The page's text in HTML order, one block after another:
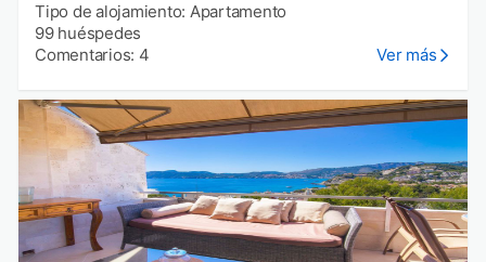
Tipo de alojamiento: Apartamento
99 huéspedes
Comentarios: 4
Ver más